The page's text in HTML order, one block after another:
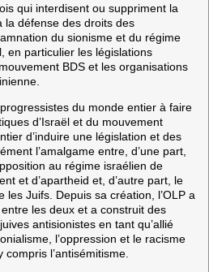
qui interdisent ou suppriment la
la défense des droits des
du sionisme et du régime
en particulier les législations
BDS et les organisations
du monde entier à faire
d’Israël et du mouvement
d’induire une législation et des
l’amalgame entre, d’une part,
au régime israélien de
et d’apartheid et, d’autre part, le
les Juifs. Depuis sa création, l’OLP a
les deux et a construit des
antisionistes en tant qu’allié
l’oppression et le racisme
l’antisémitisme.